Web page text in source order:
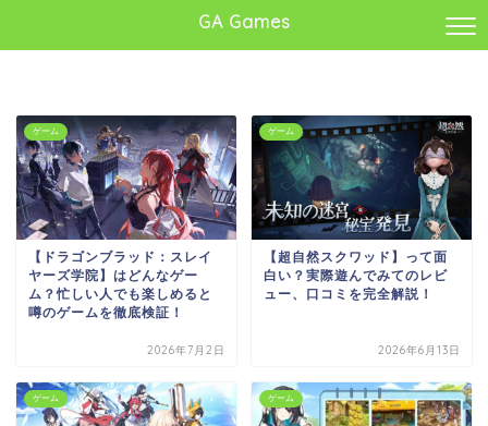
GA Games
ゲーム
【ドラゴンブラッド：スレイ
ヤーズ学院】はどんなゲー
ム？忙しい人でも楽しめると
噂のゲームを徹底検証！
2026年7月2日
ゲーム
【超自然スクワッド】って面
白い？実際遊んでみてのレビ
ュー、口コミを完全解説！
2026年6月13日
ゲーム ゲーム